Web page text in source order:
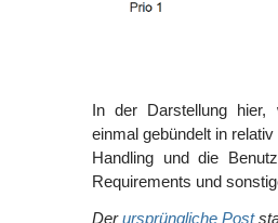
In der Darstellung hier,
einmal gebündelt in
Handling und die
Requirements und
Derursprüngliche Post